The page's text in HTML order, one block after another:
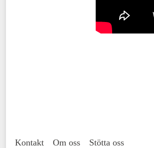
Kontakt Om oss Stötta oss